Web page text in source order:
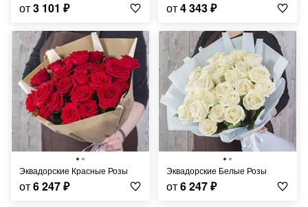
от3 101 ₽ от4 343₽
Эквадорские Красные Розы
от6 247₽
Эквадорские Белые Розы
от6 247₽